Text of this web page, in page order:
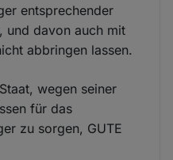
entsprechender
und davon auch mit
abbringen lassen.
wegen seiner
für das
zu sorgen, GUTE